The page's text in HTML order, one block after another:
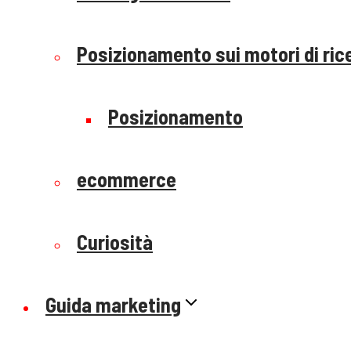
Posizionamento sui motori di
Posizionamento
ecommerce
Curiosità
Guida marketing